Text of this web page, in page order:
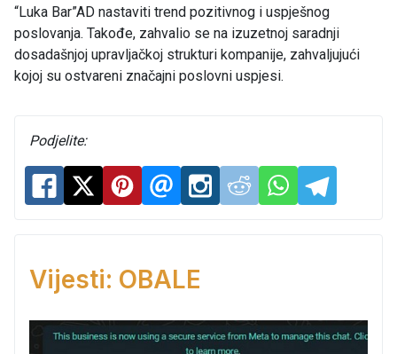
“Luka Bar”AD nastaviti trend pozitivnog i uspješnog
poslovanja. Takođe, zahvalio se na izuzetnoj saradnji
dosadašnjoj upravljačkoj strukturi kompanije, zahvaljujući
kojoj su ostvareni značajni poslovni uspjesi.
Podjelite:
Vijesti: OBALE